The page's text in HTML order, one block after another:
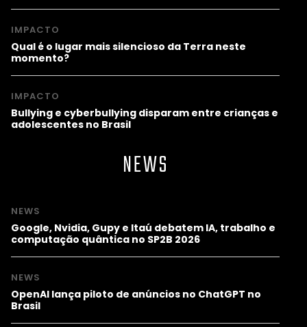
IMPACTO
Qual é o lugar mais silencioso da Terra neste
momento?
IMPACTO
Bullying e cyberbullying disparam entre crianças e
adolescentes no Brasil
NEWS
NEWS
Google, Nvidia, Gupy e Itaú debatem IA, trabalho e
computação quântica no SP2B 2026
NEWS
OpenAI lança piloto de anúncios no ChatGPT no
Brasil